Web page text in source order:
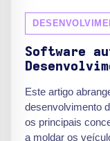
Software
Este artigo
desenvolvimento
os principais
a moldar os